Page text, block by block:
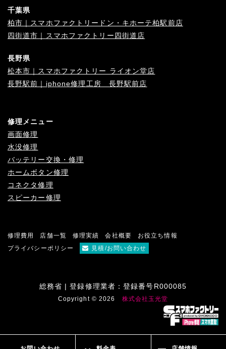
千葉県
柏市｜スマホファクトリードン・キホーテ柏駅前店
四街道市｜スマホファクトリー四街道店
長野県
松本市｜スマホファクトリー ライオン堂店
長野駅前｜iphone修理工房 長野駅前店
修理メニュー
画面修理
水没修理
バッテリー交換・修理
ホームボタン修理
コネクタ修理
スピーカー修理
修理費用 店舗一覧 修理実績 会社概要
お役立ち情報
プライバシーポリシー
見積/お問い合わせ
総務省 | 登録修理業者：登録番号R000085
Copyright © 2026 株式会社玉光堂